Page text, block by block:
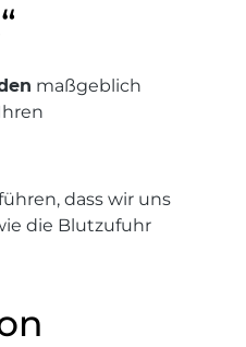
maßgeblich
dass wir uns
die Blutzufuhr